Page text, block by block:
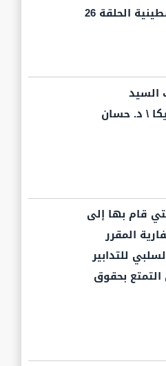
الحلقة 26
السيد
\ د. حسان
قام بها إلى
المقرر
للتدابير
التمتع بحقوق